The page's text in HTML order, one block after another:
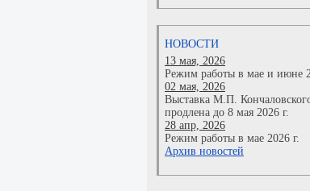
НОВОСТИ
13 мая, 2026
Режим работы в мае и июне
02 мая, 2026
Выставка М.П.
продлена до 8 мая 2026 г.
28 апр, 2026
Режим работы в мае 2026 г.
Архив новостей